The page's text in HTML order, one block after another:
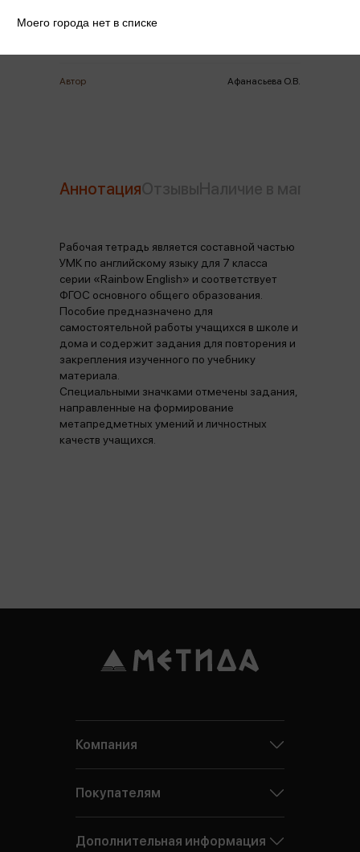
Автор Афанасьева О.В.
Аннотация
Рабочая тетрадь является составной частью
УМК по английскому языку для 7 класса
серии «Rainbow English» и соответствует
ФГОС основного общего образования.
Пособие предназначено для
самостоятельной работы учащихся в школе и
дома и содержит задания для повторения и
закрепления изученного по учебнику
материала.
Специальными значками отмечены задания,
направленные на формирование
метапредметных умений и личностных
качеств учащихся.
Моего города нет в списке
Компания
Покупателям
Дополнительная информация